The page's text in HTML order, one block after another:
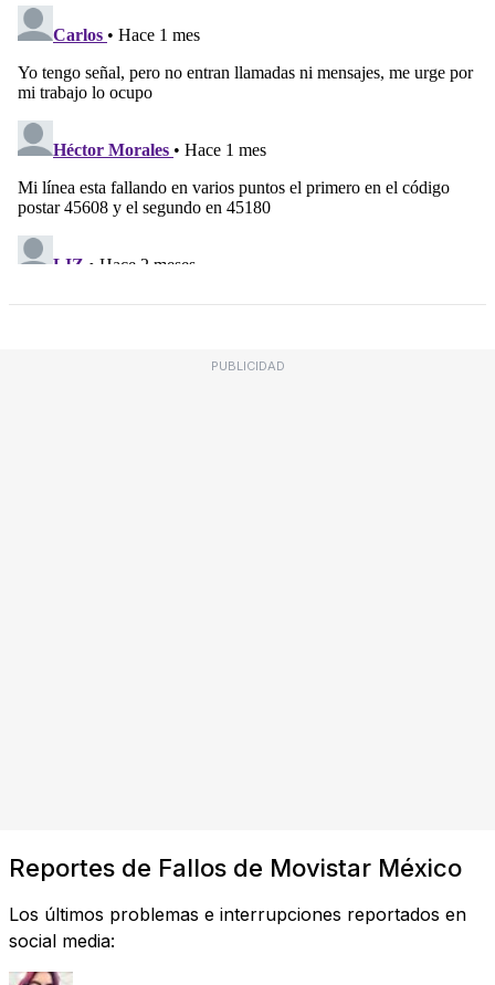
PUBLICIDAD
Reportes de Fallos de Movistar México
Los últimos problemas e interrupciones reportados en
social media: